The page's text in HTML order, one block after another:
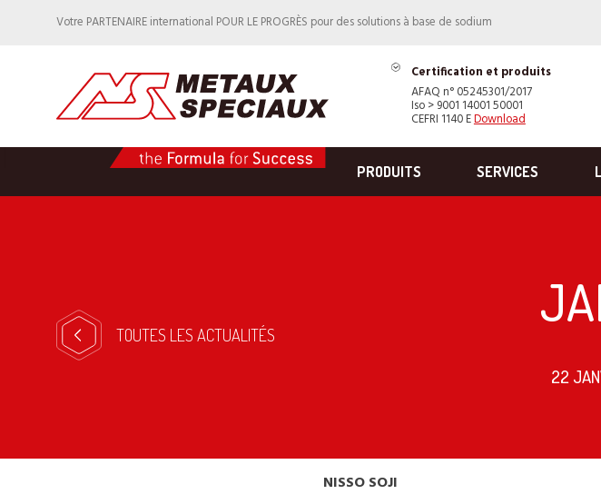
Votre PARTENAIRE international POUR LE PROGRÈS pour des solutions à base de sodium
Certification et produits
AFAQ n° 05245301/2017
Iso > 9001 14001 50001
CEFRI 1140 EDownload
PRODUITS SERVICES
TOUTES LES ACTUALITÉS
22
NISSO SOJI